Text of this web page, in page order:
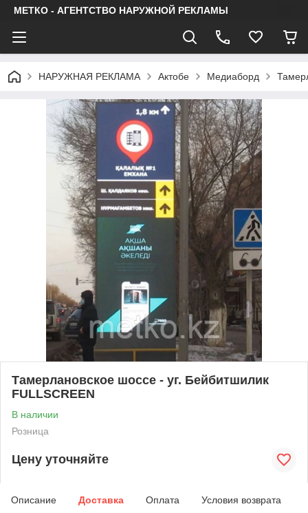
МЕТКО - АГЕНТСТВО НАРУЖНОЙ РЕКЛАМЫ
НАРУЖНАЯ РЕКЛАМА Актобе Медиаборд
Тамерлановское шоссе - уг. Бейбитшилик
FULLSCREEN
В наличии
Розница
Цену уточняйте
Описание Доставка Оплата Условия возврата